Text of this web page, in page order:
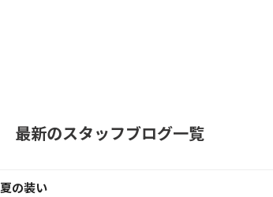
最新のスタッフブログ一覧
夏の装い